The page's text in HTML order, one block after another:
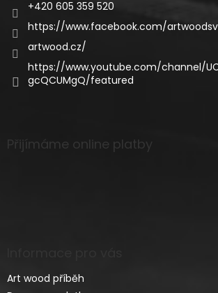
+420 605 359 520
https://www.facebook.com/
artwood.cz/
https://www.youtube.com/channel/
gcQCUMgQ/featured
Přijímáme online platby
Art wood příběh